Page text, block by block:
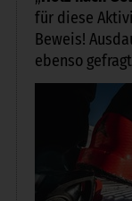
für diese
Beweis!
ebenso